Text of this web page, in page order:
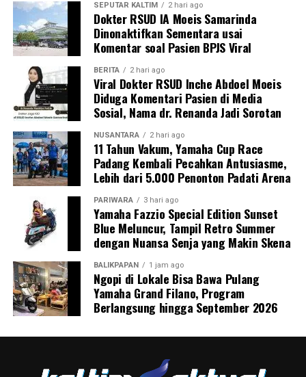
SEPUTAR KALTIM 2 hari ago
Dokter RSUD IA Moeis Samarinda
Dinonaktifkan Sementara usai
Komentar soal Pasien BPJS Viral
BERITA 2 hari ago
Viral Dokter RSUD Inche Abdoel Moeis
Diduga Komentari Pasien di Media
Sosial, Nama dr. Renanda Jadi Sorotan
NUSANTARA 2 hari ago
11 Tahun Vakum, Yamaha Cup Race
Padang Kembali Pecahkan Antusiasme,
Lebih dari 5.000 Penonton Padati Arena
PARIWARA 3 hari ago
Yamaha Fazzio Special Edition Sunset
Blue Meluncur, Tampil Retro Summer
dengan Nuansa Senja yang Makin Skena
BALIKPAPAN 1 jam ago
Ngopi di Lokale Bisa Bawa Pulang
Yamaha Grand Filano, Program
Berlangsung hingga September 2026